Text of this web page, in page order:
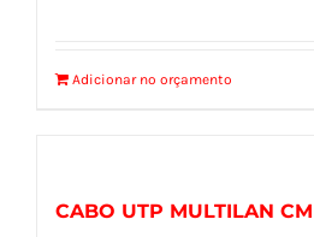
Adicionar no orçamento
CABO UTP MULTILAN CM